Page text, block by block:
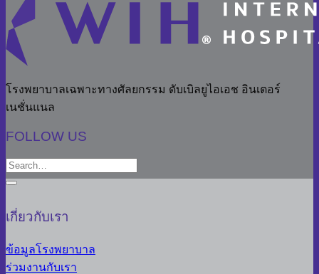
โรงพยาบาลเฉพาะทางศัลยกรรม ดับเบิลยูไอเอช อินเตอร์
เนชั่นแนล
FOLLOW US
เกี่ยวกับเรา
ข้อมูลโรงพยาบาล
ร่วมงานกับเรา